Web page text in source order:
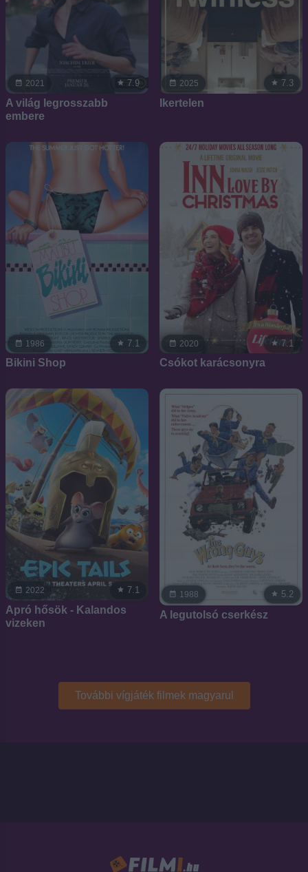
2021 7.9
A világ legrosszabb
embere
2025 7.3
Ikertelen
1986 7.1
Bikini Shop
2020 7.1
Csókot karácsonyra
2022 7.1
Apró hősök - Kalandos
vizeken
1988 5.2
A legutolsó cserkész
További vígjáték filmek magyarul